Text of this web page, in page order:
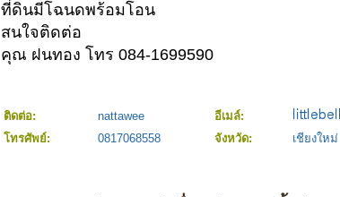
ที่ดินมีโฉนดพร้อมโอน
สนใจติดต่อ
คุณ ฝนทอง โทร 084-1699590
ติดต่อ: nattawee
อีเมล์:
โทรศัพย์:
0817068558 จังหวัด: เชียงใหม่